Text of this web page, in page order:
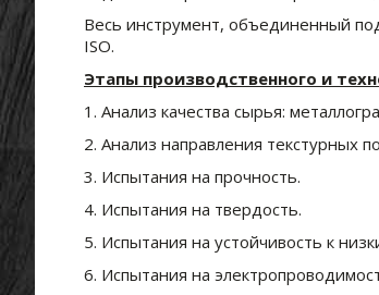
Весь инструмент, объединенный
ISO.
Этапы производственного и
1. Анализ качества сырья:
2. Анализ направления текстурных
3. Испытания на прочность.
4. Испытания на твердость.
5. Испытания на устойчивость к
6. Испытания на